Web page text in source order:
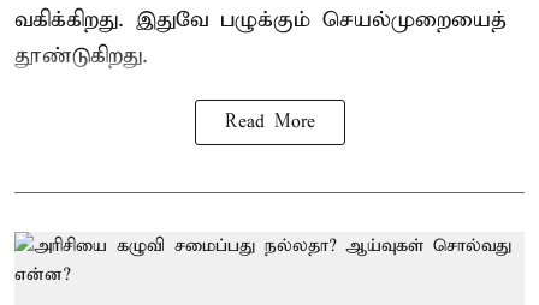
வகிக்கிறது. இதுவே பழுக்கும் செயல்முறையைத்
தூண்டுகிறது.
Read More